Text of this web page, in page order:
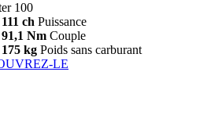
100
111 ch Puissance
91,1 Nm Couple
175 kg Poids sans carburant
LE